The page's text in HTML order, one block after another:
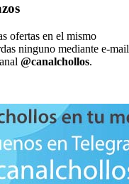
ofertas en el mismo
ninguno mediante e-mail
@canalchollos.